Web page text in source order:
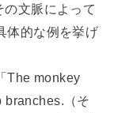
の文脈によって
体的な例を挙げ
The monkey
（そ